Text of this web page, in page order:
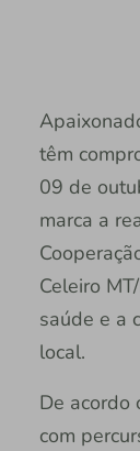
têm
09 de
marca a
Celeiro
saúde e a
local.
De acordo
com